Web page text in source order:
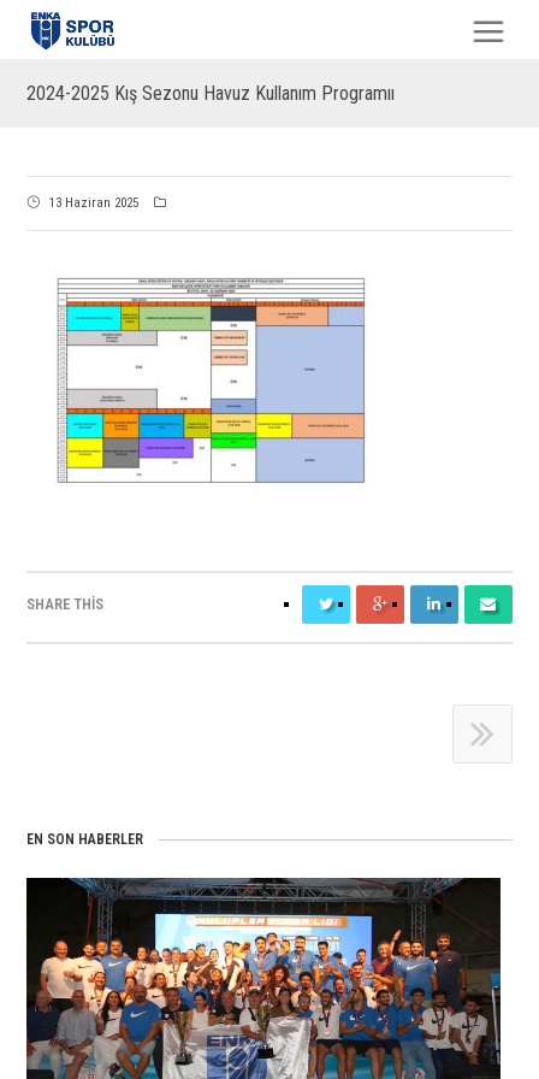
2024-2025 Kış Sezonu Havuz Kullanım Programıı
13 Haziran 2025
SHARE THIS
EN SON HABERLER